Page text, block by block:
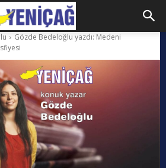
Gözde Bedeloğlu yazdı: Medeni